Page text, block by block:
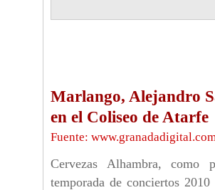
Marlango, Alejandro
en el Coliseo de Atarfe
Fuente:
Cervezas Alhambra, como
temporada de conciertos